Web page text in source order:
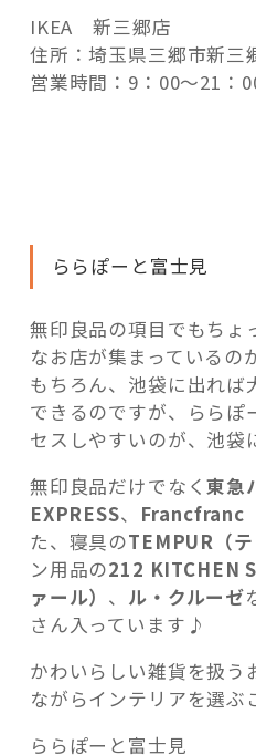
IKEA 新三郷店
住所：埼玉県三郷市新三
営業時間：9：00～21：
ららぽーと富士見
無印良品の項目でもちょ
なお店が集まっているの
もちろん、池袋に出れば
できるのですが、ららぽ
セスしやすいのが、池
無印良品だけでなく東急
EXPRESS、 Francfranc
た、寝具のTEMPUR（テ
ン用品の212 KITCHEN
ァール） 、 ル・クルーゼ
さん入っています♪
かわいらしい雑貨を扱う
ながらインテリアを選ぶ
ららぽーと富士見